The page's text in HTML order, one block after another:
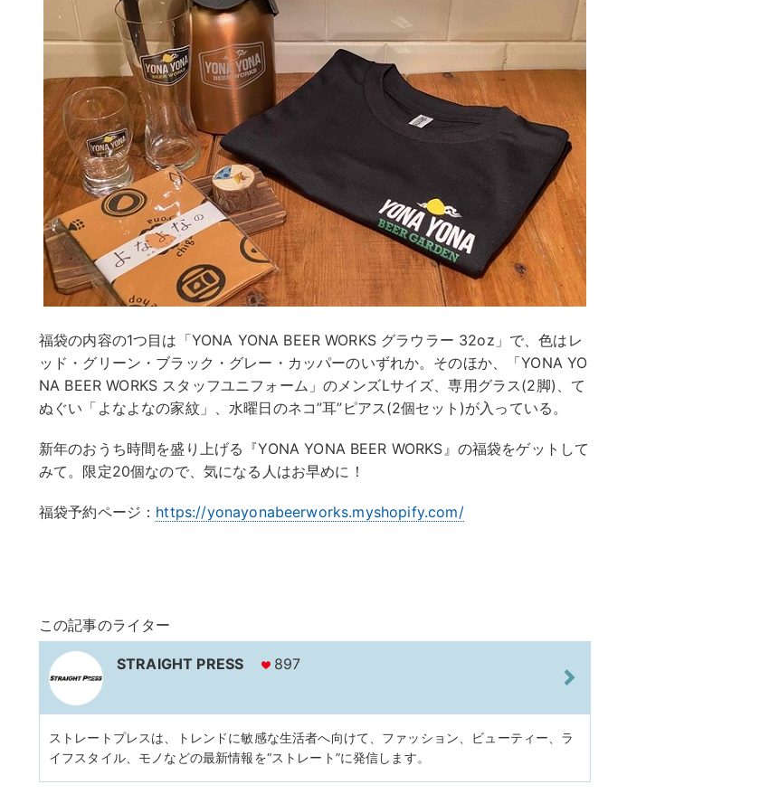
福袋の内容の1つ目は「YONA YONA BEER WORKS グラウラー 32oz」で、色はレ
ッド・グリーン・ブラック・グレー・カッパーのいずれか。そのほか、「YONA YO
NA BEER WORKS スタッフユニフォーム」のメンズLサイズ、専用グラス(2脚)、て
ぬぐい「よなよなの家紋」、水曜日のネコ”耳”ピアス(2個セット)が入っている。
新年のおうち時間を盛り上げる『YONA YONA BEER WORKS』の福袋をゲットして
みて。限定20個なので、気になる人はお早めに！
福袋予約ページ： https://yonayonabeerworks.myshopify.com/
この記事のライター
STRAIGHT PRESS 897
ストレートプレスは、トレンドに敏感な生活者へ向けて、ファッション、ビューティー、ラ
イフスタイル、モノなどの最新情報を“ストレート”に発信します。